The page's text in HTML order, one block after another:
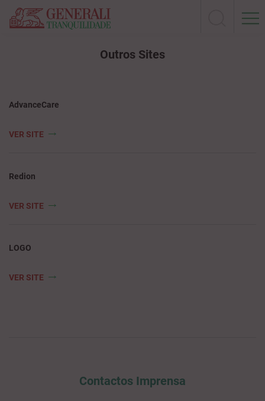
Outros Sites
AdvanceCare
VER SITE
Redion
VER SITE
LOGO
VER SITE
Contactos Imprensa